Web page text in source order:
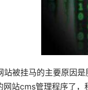
站被挂马的主要原因
网站cms管理程序了